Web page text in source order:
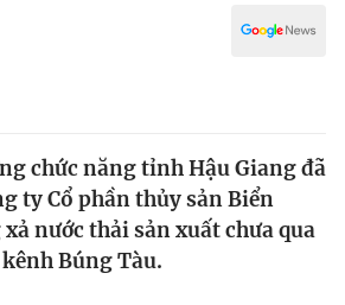
chức năng tỉnh Hậu Giang đã
ty Cổ phần thủy sản Biển
nước thải sản xuất chưa qua
Búng Tàu.